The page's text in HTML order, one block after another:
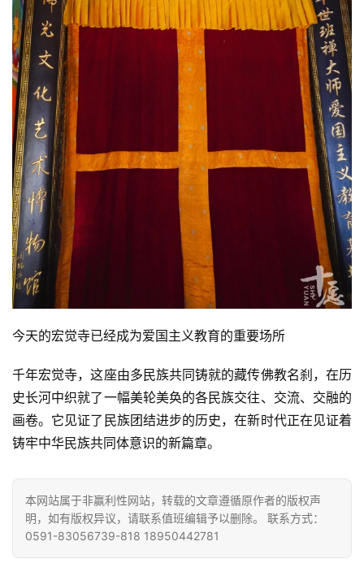
今天的宏觉寺已经成为爱国主义教育的重要场所
千年宏觉寺，这座由多民族共同铸就的藏传佛教名刹，在历
史长河中织就了一幅美轮美奂的各民族交往、交流、交融的
画卷。它见证了民族团结进步的历史，在新时代正在见证着
铸牢中华民族共同体意识的新篇章。
本网站属于非赢利性网站，转载的文章遵循原作者的版权声
明，如有版权异议，请联系值班编辑予以删除。 联系方式：
0591-83056739-818 18950442781